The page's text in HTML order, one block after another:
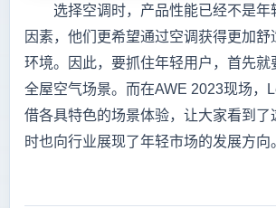
选择空调时，产品性能已经不是年
因素，他们更希望通过空调获得更加舒
环境。因此，要抓住年轻用户，首先就
全屋空气场景。而在AWE 2023现场，
借各具特色的场景体验，让大家看到了
时也向行业展现了年轻市场的发展方向